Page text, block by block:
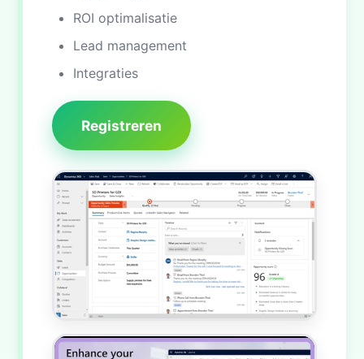
ROI optimalisatie
Lead management
Integraties
Registreren